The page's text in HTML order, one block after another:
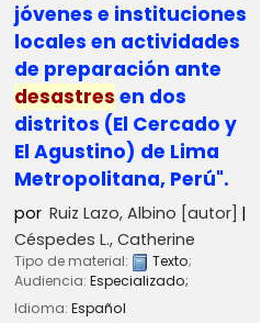
jóvenes e instituciones
locales en actividades
de preparación ante
desastres en dos
distritos (El Cercado y
El Agustino) de Lima
Metropolitana, Perú".
por Ruiz Lazo, Albino [autor]
Céspedes L., Catherine
Tipo de material: Texto;
Audiencia: Especializado;
Idioma: Español